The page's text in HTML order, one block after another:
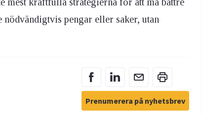
pengar eller saker, utan
Prenumerera på nyhetsbrev